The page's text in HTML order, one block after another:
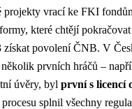
projekty vrací ke FKI
které chtějí
získat povolení ČNB​. V
několik prvních hráčů –
úvěry, byl první s licencí
splnil všechny